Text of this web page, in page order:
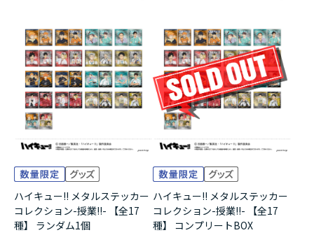
ハイキュー!! メタルステッカー
コレクション-授業!!- 【全17
種】 ランダム1個
ハイキュー!! メタルステッカー
コレクション-授業!!- 【全17
種】 コンプリートBOX